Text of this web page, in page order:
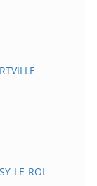
LE-ROI